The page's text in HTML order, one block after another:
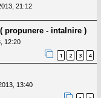
21:12
propunere - intalnire )
12:20
1 2 3 4
13:40